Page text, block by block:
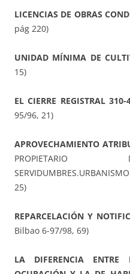
LICENCIAS DE OBRAS
pág 220)
UNIDAD MÍNIMA DE
15)
EL CIERRE REGISTRAL 310-
95/96, 21)
APROVECHAMIENTO
PROPIETARIO
25)
REPARCELACIÓN Y
Bilbao 6-97/98, 69)
LA DIFERENCIA